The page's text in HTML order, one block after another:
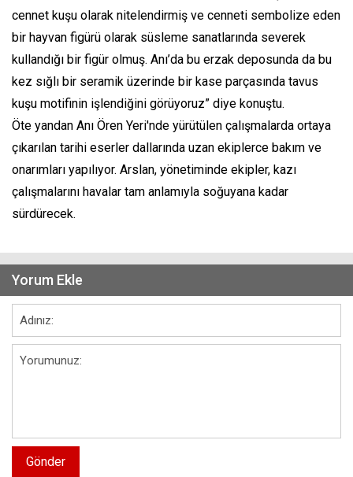
cennet kuşu olarak nitelendirmiş ve cenneti sembolize eden
bir hayvan figürü olarak süsleme sanatlarında severek
kullandığı bir figür olmuş. Anı’da bu erzak deposunda da bu
kez sığlı bir seramik üzerinde bir kase parçasında tavus
kuşu motifinin işlendiğini görüyoruz” diye konuştu.
Öte yandan Anı Ören Yeri'nde yürütülen çalışmalarda ortaya
çıkarılan tarihi eserler dallarında uzan ekiplerce bakım ve
onarımları yapılıyor. Arslan, yönetiminde ekipler, kazı
çalışmalarını havalar tam anlamıyla soğuyana kadar
sürdürecek.
Yorum Ekle
Gönder